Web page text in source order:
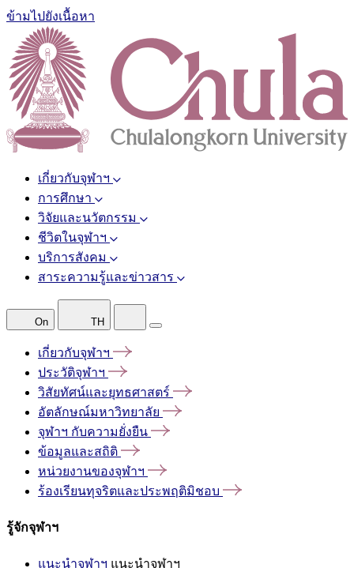
ข้ามไปยังเนื้อหา
เกี่ยวกับจุฬาฯ
การศึกษา
วิจัยและนวัตกรรม
ชีวิตในจุฬาฯ
บริการสังคม
สาระความรู้และข่าวสาร
On TH
เกี่ยวกับจุฬาฯ
ประวัติจุฬาฯ
วิสัยทัศน์และยุทธศาสตร์
อัตลักษณ์มหาวิทยาลัย
จุฬาฯ กับความยั่งยืน
ข้อมูลและสถิติ
หน่วยงานของจุฬาฯ
ร้องเรียนทุจริตและประพฤติมิชอบ
รู้จักจุฬาฯ
แนะนำจุฬาฯ แนะนำจุฬาฯ